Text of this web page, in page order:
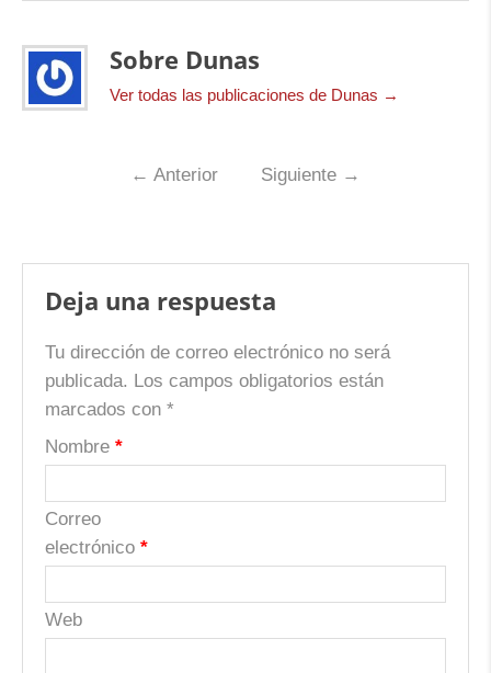
Sobre Dunas
Ver todas las publicaciones de Dunas →
← Anterior Siguiente →
Deja una respuesta
Tu dirección de correo electrónico no será
publicada. Los campos obligatorios están
marcados con *
Nombre *
Correo
electrónico *
Web